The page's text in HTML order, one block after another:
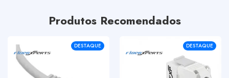
Produtos Recomendados
DESTAQUE DESTAQUE